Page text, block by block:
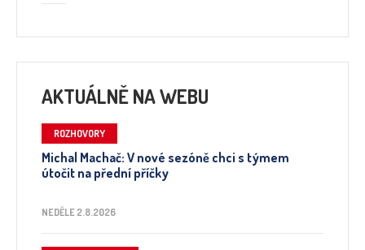
AKTUÁLNĚ NA WEBU
ROZHOVORY
Michal Machač: V nové sezóně chci s týmem
útočit na přední příčky
NEDĚLE 2.8.2026